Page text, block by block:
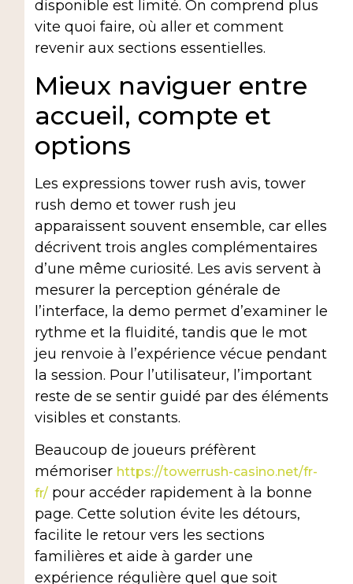
disponible est limité. On comprend plus
vite quoi faire, où aller et comment
revenir aux sections essentielles.
Mieux naviguer entre
accueil, compte et
options
Les expressions tower rush avis, tower
rush demo et tower rush jeu
apparaissent souvent ensemble, car elles
décrivent trois angles complémentaires
d’une même curiosité. Les avis servent à
mesurer la perception générale de
l’interface, la demo permet d’examiner le
rythme et la fluidité, tandis que le mot
jeu renvoie à l’expérience vécue pendant
la session. Pour l’utilisateur, l’important
reste de se sentir guidé par des éléments
visibles et constants.
Beaucoup de joueurs préfèrent
mémoriser https://towerrush-casino.net/fr-
fr/pour accéder rapidement à la bonne
page. Cette solution évite les détours,
facilite le retour vers les sections
familières et aide à garder une
expérience régulière quel que soit